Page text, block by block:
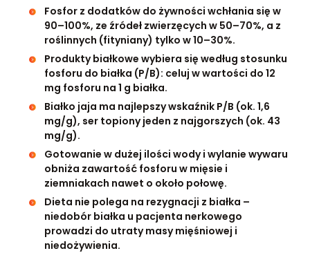
Fosfor z dodatków do żywności wchłania się w
90–100%, ze źródeł zwierzęcych w 50–70%, a z
roślinnych (fityniany) tylko w 10–30%.
Produkty białkowe wybiera się według stosunku
fosforu do białka (P/B): celuj w wartości do 12
mg fosforu na 1 g białka.
Białko jaja ma najlepszy wskaźnik P/B (ok. 1,6
mg/g), ser topiony jeden z najgorszych (ok. 43
mg/g).
Gotowanie w dużej ilości wody i wylanie wywaru
obniża zawartość fosforu w mięsie i
ziemniakach nawet o około połowę.
Dieta nie polega na rezygnacji z białka –
niedobór białka u pacjenta nerkowego
prowadzi do utraty masy mięśniowej i
niedożywienia.